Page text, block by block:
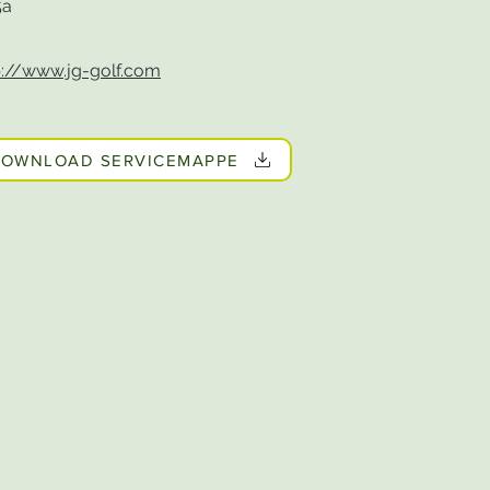
www.jg-golf.com
SERVICEMAPPE